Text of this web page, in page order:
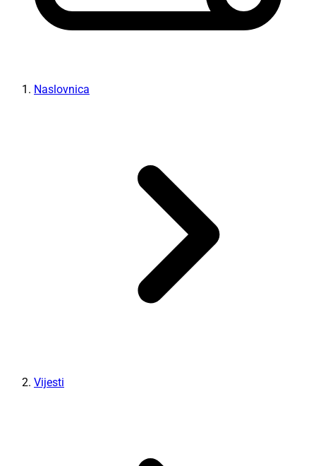
Naslovnica
Vijesti